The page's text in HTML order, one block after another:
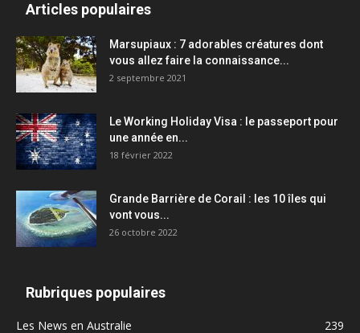
Articles populaires
Marsupiaux : 7 adorables créatures dont
vous allez faire la connaissance...
2 septembre 2021
Le Working Holiday Visa : le passeport pour
une année en...
18 février 2022
Grande Barrière de Corail : les 10 îles qui
vont vous...
26 octobre 2022
Rubriques populaires
Les News en Australie
239